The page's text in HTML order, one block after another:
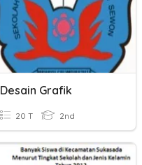
Desain Grafik
20 T 2nd